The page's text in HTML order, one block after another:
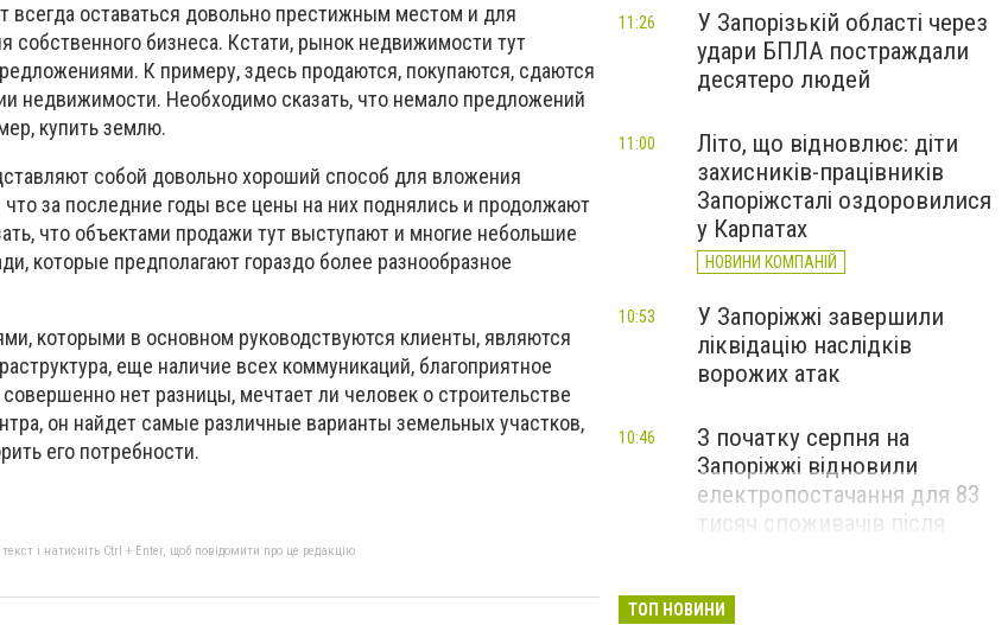
всегда оставаться довольно престижным местом и для
собственного бизнеса. Кстати, рынок недвижимости тут
К примеру, здесь продаются, покупаются, сдаются
недвижимости. Необходимо сказать, что немало предложений
купить землю.
собой довольно хороший способ для вложения
что за последние годы все цены на них поднялись и продолжают
что объектами продажи тут выступают и многие небольшие
которые предполагают гораздо более разнообразное
которыми в основном руководствуются клиенты, являются
еще наличие всех коммуникаций, благоприятное
совершенно нет разницы, мечтает ли человек о строительстве
он найдет самые различные варианты земельных участков,
его потребности.
і натисніть Ctrl + Enter, щоб повідомити про це редакцію
У Запорізькій області через
удари БПЛА постраждали
десятеро людей
11:26
Літо, що відновлює: діти
захисників-працівників
Запоріжсталі оздоровилися
у Карпатах
НОВИНИ КОМПАНІЙ
11:00
У Запоріжжі завершили
ліквідацію наслідків
ворожих атак
10:53
З початку серпня на
Запоріжжі відновили
електропостачання для 83
тисяч споживачів після
10:46
ТОП НОВИНИ